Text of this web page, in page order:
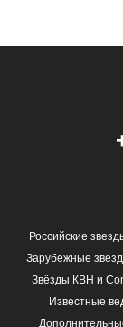
Российские
Зарубежные
Звёзды КВН и
Известные